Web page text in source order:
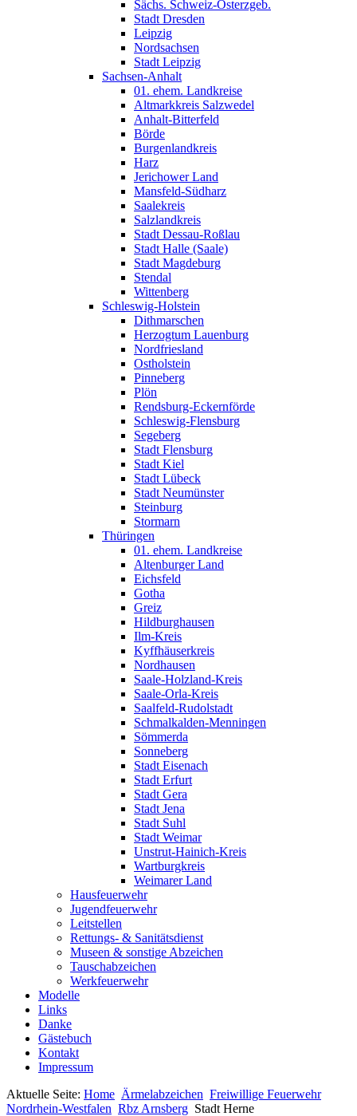
Sächs. Schweiz-Osterzgeb.
Stadt Dresden
Leipzig
Nordsachsen
Stadt Leipzig
Sachsen-Anhalt
01. ehem. Landkreise
Altmarkkreis Salzwedel
Anhalt-Bitterfeld
Börde
Burgenlandkreis
Harz
Jerichower Land
Mansfeld-Südharz
Saalekreis
Salzlandkreis
Stadt Dessau-Roßlau
Stadt Halle (Saale)
Stadt Magdeburg
Stendal
Wittenberg
Schleswig-Holstein
Dithmarschen
Herzogtum Lauenburg
Nordfriesland
Ostholstein
Pinneberg
Plön
Rendsburg-Eckernförde
Schleswig-Flensburg
Segeberg
Stadt Flensburg
Stadt Kiel
Stadt Lübeck
Stadt Neumünster
Steinburg
Stormarn
Thüringen
01. ehem. Landkreise
Altenburger Land
Eichsfeld
Gotha
Greiz
Hildburghausen
Ilm-Kreis
Kyffhäuserkreis
Nordhausen
Saale-Holzland-Kreis
Saale-Orla-Kreis
Saalfeld-Rudolstadt
Schmalkalden-Menningen
Sömmerda
Sonneberg
Stadt Eisenach
Stadt Erfurt
Stadt Gera
Stadt Jena
Stadt Suhl
Stadt Weimar
Unstrut-Hainich-Kreis
Wartburgkreis
Weimarer Land
Hausfeuerwehr
Jugendfeuerwehr
Leitstellen
Rettungs- & Sanitätsdienst
Museen & sonstige Abzeichen
Tauschabzeichen
Werkfeuerwehr
Modelle
Links
Danke
Gästebuch
Kontakt
Impressum
Aktuelle Seite: Home Ärmelabzeichen Freiwillige Feuerwehr
Nordrhein-Westfalen Rbz Arnsberg Stadt Herne